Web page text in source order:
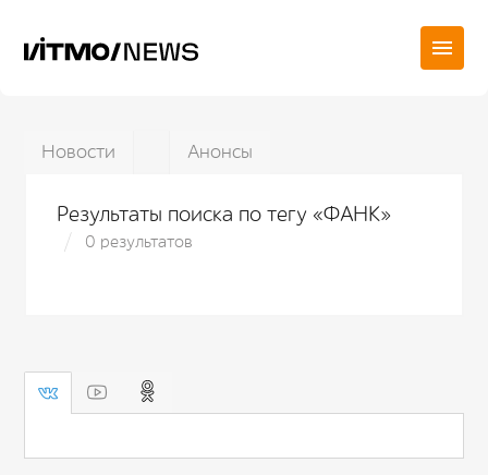
Новости Анонсы
Результаты поиска по тегу «ФАНК»
0 результатов